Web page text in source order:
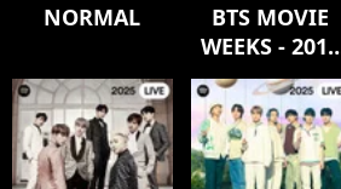
NORMAL
BTS MOVIE
WEEKS - 2017
Live Trilogy
EPISODE III
THE WINGS
TOUR THE